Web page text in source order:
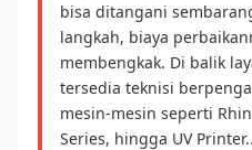
bisa ditangani
langkah, biaya
membengkak. Di balik
tersedia teknisi
mesin-mesin seperti
Series, hingga UV